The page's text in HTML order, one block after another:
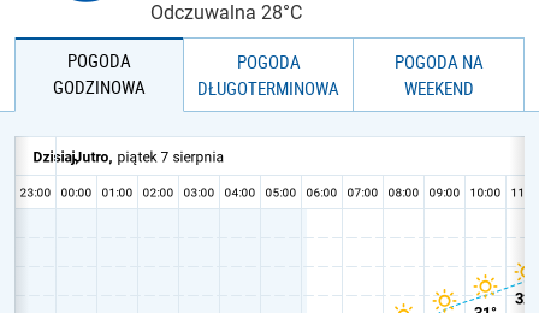
Odczuwalna 28°C
POGODA
GODZINOWA
POGODA
DŁUGOTERMINOWA
POGODA NA
WEEKEND